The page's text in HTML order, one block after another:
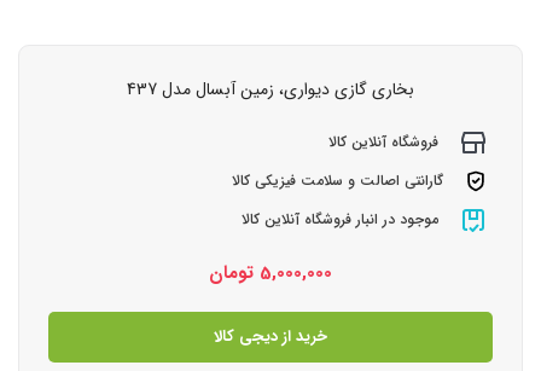
بخاری گازی دیواری، زمین آبسال مدل 437
فروشگاه آنلاین کالا
گارانتی اصالت و سلامت فیزیکی کالا
موجود در انبار فروشگاه آنلاین کالا
5,000,000 تومان
خرید از دیجی کالا